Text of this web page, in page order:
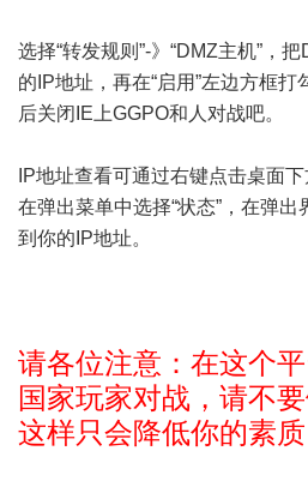
选择“转发规则”-》“DMZ主机”，
的IP地址，再在“启用”左边方框打
后关闭IE上GGPO和人对战吧。
IP地址查看可通过右键点击桌面
在弹出菜单中选择“状态”，在弹出
到你的IP地址。
请各位注意：在这个
国家玩家对战，请不
这样只会降低你的素质